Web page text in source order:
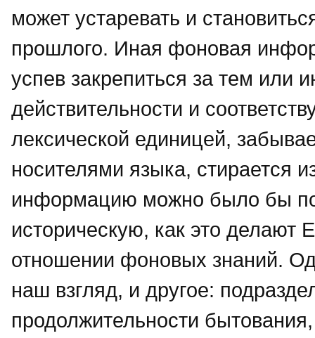
может устаревать и
прошлого. Иная фоновая
успев закрепиться за тем или
действительности и
лексической единицей,
носителями языка, сти­рается
информацию можно было бы
историческую, как это делают
отношении фоновых знаний.
наш взгляд, и другое:
продолжительности